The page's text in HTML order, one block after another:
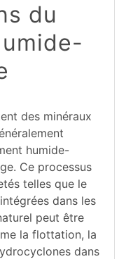
du
des minéraux
humide-
Ce processus
telles que le
dans les
peut être
la flottation, la
dans